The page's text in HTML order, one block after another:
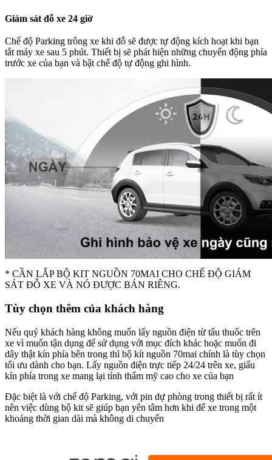
Giám sát đỗ xe 24 giờ
Chế độ Parking trông xe khi đỗ sẽ được tự động kích hoạt khi bạn
tắt máy xe sau 5 phút. Thiết bị sẽ phát hiện những chuyển động phía
trước xe của bạn và bật chế độ tự động ghi hình.
* CẦN LẮP BỘ KIT NGUỒN 70MAI CHO CHẾ ĐỘ GIÁM
SÁT ĐỖ XE VÀ NÓ ĐƯỢC BÁN RIÊNG.
Tùy chọn thêm của khách hàng
Nếu quý khách hàng không muốn lấy nguồn điện từ tẩu thuốc trên
xe vì muốn tận dụng để sử dụng với mục đích khác hoặc muốn đi
dây thật kín phía bên trong thì bộ kít nguồn 70mai chính là tùy chọn
tối ưu dành cho bạn. Lấy nguồn điện trực tiếp 24/24 trên xe, giấu
kín phía trong xe mang lại tính thẩm mỹ cao cho xe của bạn
Đặc biệt là với chế độ Parking, với pin dự phòng trong thiết bị rất ít
nên việc dùng bộ kit sẽ giúp bạn yên tâm hơn khi để xe trong một
khoảng thời gian dài mà không di chuyển